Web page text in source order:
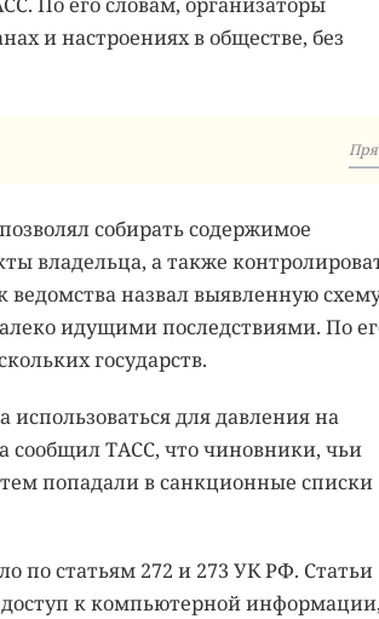
и настроениях в обществе, без
собирать содержимое
владельца, а также
ведомства назвал выявленную
идущими последствиями. По
государств.
для давления на
сообщил ТАСС, что чиновники, чьи
попадали в санкционные списки
по статьям 272 и 273 УК РФ. Статьи
к компьютерной